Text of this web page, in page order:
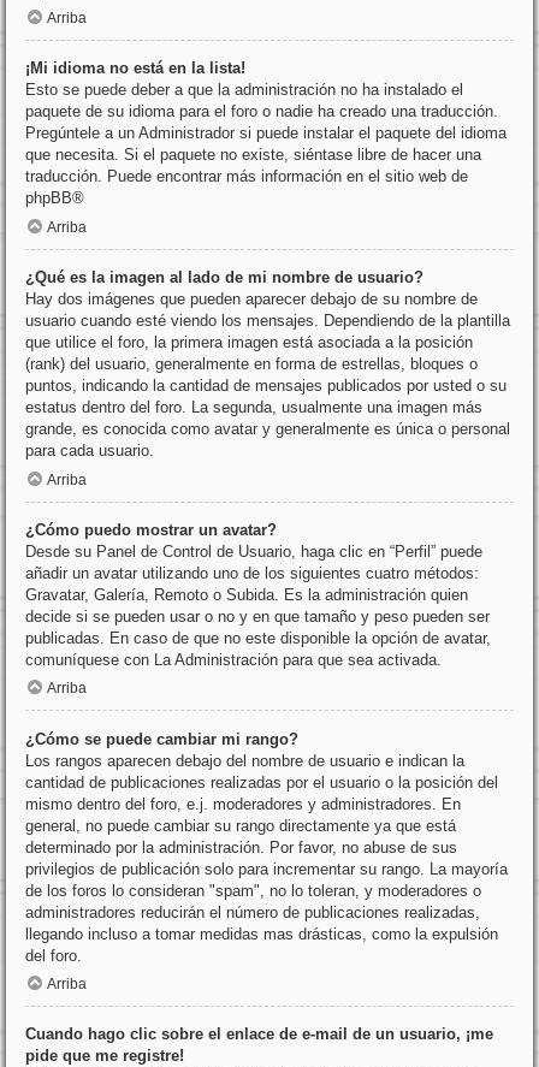
Arriba
¡Mi idioma no está en la lista!
Esto se puede deber a que la administración no ha instalado el
paquete de su idioma para el foro o nadie ha creado una traducción.
Pregúntele a un Administrador si puede instalar el paquete del idioma
que necesita. Si el paquete no existe, siéntase libre de hacer una
traducción. Puede encontrar más información en el sitio web de
phpBB®
Arriba
¿Qué es la imagen al lado de mi nombre de usuario?
Hay dos imágenes que pueden aparecer debajo de su nombre de
usuario cuando esté viendo los mensajes. Dependiendo de la plantilla
que utilice el foro, la primera imagen está asociada a la posición
(rank) del usuario, generalmente en forma de estrellas, bloques o
puntos, indicando la cantidad de mensajes publicados por usted o su
estatus dentro del foro. La segunda, usualmente una imagen más
grande, es conocida como avatar y generalmente es única o personal
para cada usuario.
Arriba
¿Cómo puedo mostrar un avatar?
Desde su Panel de Control de Usuario, haga clic en “Perfil” puede
añadir un avatar utilizando uno de los siguientes cuatro métodos:
Gravatar, Galería, Remoto o Subida. Es la administración quien
decide si se pueden usar o no y en que tamaño y peso pueden ser
publicadas. En caso de que no este disponible la opción de avatar,
comuníquese con La Administración para que sea activada.
Arriba
¿Cómo se puede cambiar mi rango?
Los rangos aparecen debajo del nombre de usuario e indican la
cantidad de publicaciones realizadas por el usuario o la posición del
mismo dentro del foro, e.j. moderadores y administradores. En
general, no puede cambiar su rango directamente ya que está
determinado por la administración. Por favor, no abuse de sus
privilegios de publicación solo para incrementar su rango. La mayoría
de los foros lo consideran "spam", no lo toleran, y moderadores o
administradores reducirán el número de publicaciones realizadas,
llegando incluso a tomar medidas mas drásticas, como la expulsión
del foro.
Arriba
Cuando hago clic sobre el enlace de e-mail de un usuario, ¡me
pide que me registre!